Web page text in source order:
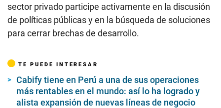
sector privado participe activamente en la discusión
de políticas públicas y en la búsqueda de soluciones
para cerrar brechas de desarrollo.
TE PUEDE INTERESAR
Cabify tiene en Perú a una de sus operaciones
más rentables en el mundo: así lo ha logrado y
alista expansión de nuevas líneas de negocio